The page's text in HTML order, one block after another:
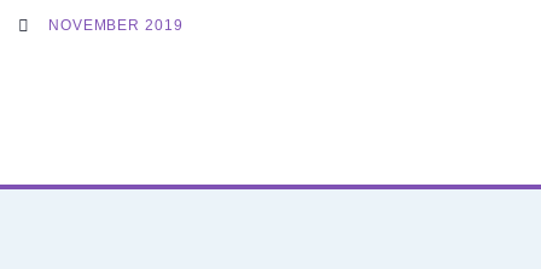
NOVEMBER 2019